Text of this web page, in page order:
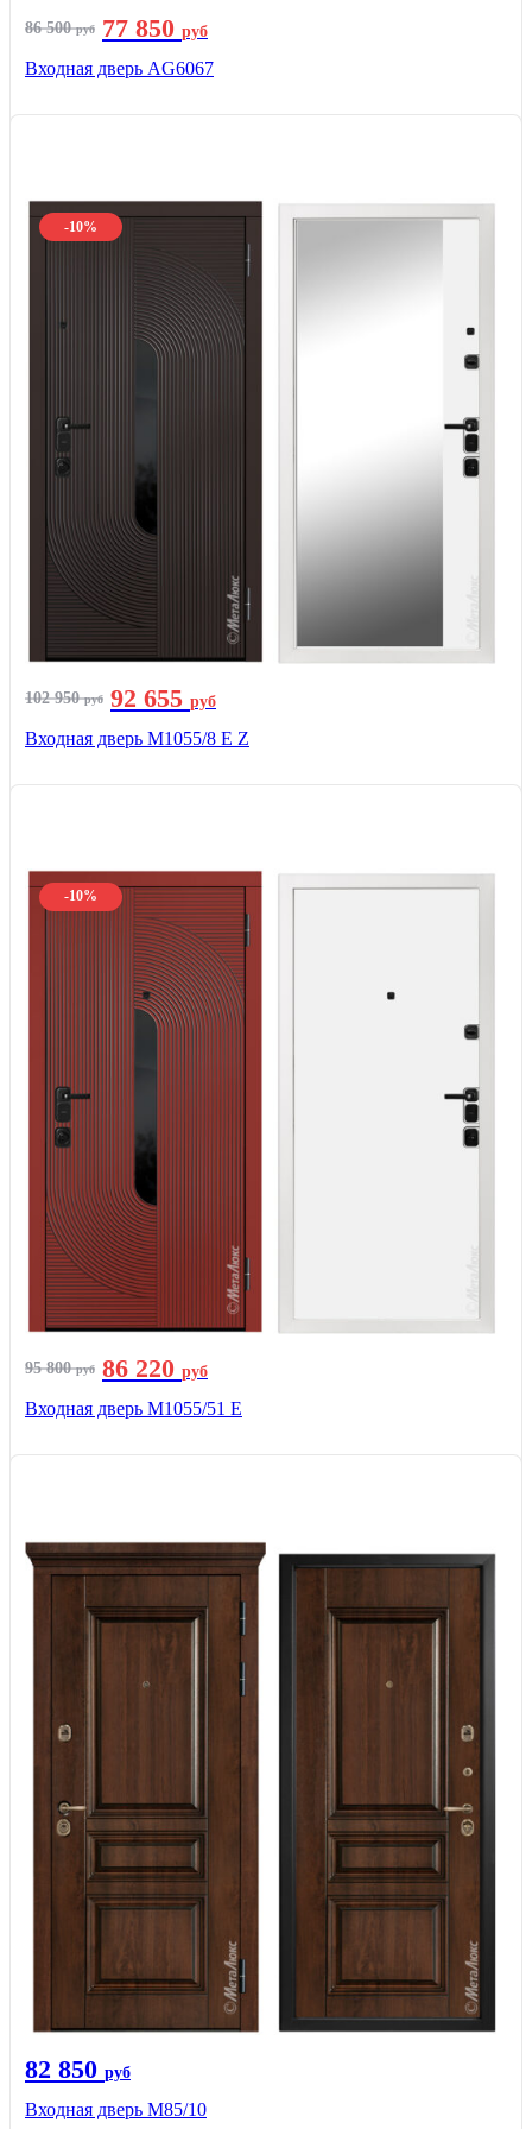
86 500руб 77 850 руб
Входная дверь AG6067
-10%
102 950руб 92 655 руб
Входная дверь М1055/8 Е Z
-10%
95 800руб 86 220 руб
Входная дверь М1055/51 Е
82 850 руб
Входная дверь M85/10